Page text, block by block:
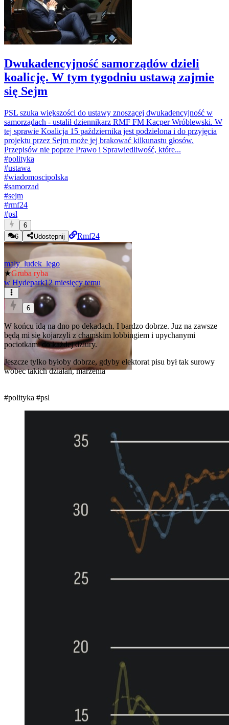
Dwukadencyjność samorządów dzieli
koalicję. W tym tygodniu ustawą zajmie
się Sejm
PSL szuka większości do ustawy znoszącej dwukadencyjność w
samorządach - ustalił dziennikarz RMF FM Kacper Wróblewski. W
tej sprawie Koalicja 15 października jest podzielona i do przyjęcia
projektu przez Sejm może jej brakować kilkunastu głosów.
Przepisów nie poprze Prawo i Sprawiedliwość, które...
#polityka
#ustawa
#wiadomoscipolska
#samorzad
#sejm
#rmf24
#psl
6
6
Udostępnij Rmf24
maly_ludek_lego
★Gruba ryba
w Hydepark12 miesięcy temu
6
W końcu idą na dno po dekadach. I bardzo dobrze. Juz na zawsze
będą mi się kojarzyli z chamskim lobbingiem i upychanymi
pociotkami do każdej dziury.
Jeszcze tylko byłoby dobrze, gdyby elektorat pisu był tak surowy
wobec takich działań, marzenia
#polityka #psl